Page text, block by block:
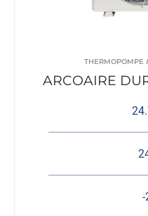
THERMOPOMPE
ARCOAIRE
-